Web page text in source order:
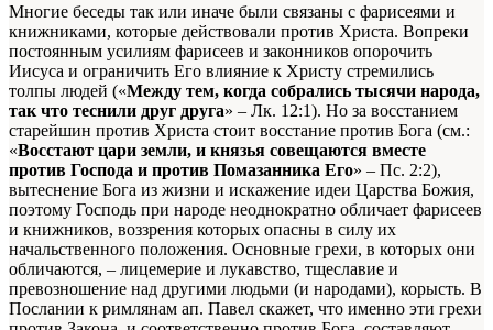
Многие беседы так или иначе были связаны с фарисеями и
книжниками, которые действовали против Христа. Вопреки
постоянным усилиям фарисеев и законников опорочить
Иисуса и ограничить Его влияние к Христу стремились
толпы людей («Между тем, когда собрались тысячи народа,
так что теснили друг друга» – Лк. 12:1). Но за восстанием
старейшин против Христа стоит восстание против Бога (см.:
«Восстают цари земли, и князья совещаются вместе
против Господа и против Помазанника Его» – Пс. 2:2),
вытеснение Бога из жизни и искажение идеи Царства Божия,
поэтому Господь при народе неоднократно обличает фарисеев
и книжников, воззрения которых опасны в силу их
начальственного положения. Основные грехи, в которых они
обличаются, – лицемерие и лукавство, тщеславие и
превозношение над другими людьми (и народами), корысть. В
Послании к римлянам ап. Павел скажет, что именно эти грехи